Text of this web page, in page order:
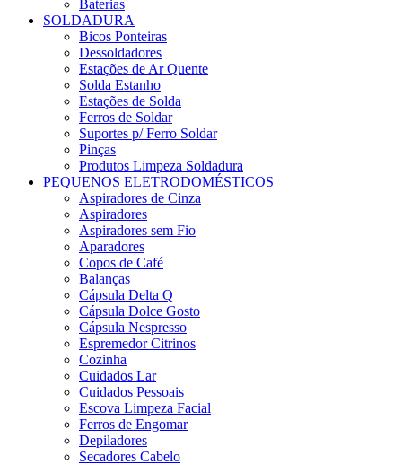
Baterias
SOLDADURA
Bicos Ponteiras
Dessoldadores
Estações de Ar Quente
Solda Estanho
Estações de Solda
Ferros de Soldar
Suportes p/ Ferro Soldar
Pinças
Produtos Limpeza Soldadura
PEQUENOS ELETRODOMÉSTICOS
Aspiradores de Cinza
Aspiradores
Aspiradores sem Fio
Aparadores
Copos de Café
Balanças
Cápsula Delta Q
Cápsula Dolce Gosto
Cápsula Nespresso
Espremedor Citrinos
Cozinha
Cuidados Lar
Cuidados Pessoais
Escova Limpeza Facial
Ferros de Engomar
Depiladores
Secadores Cabelo